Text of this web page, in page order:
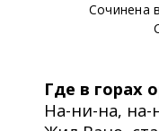
Сочинена
Где в горах
На-ни-на, на-